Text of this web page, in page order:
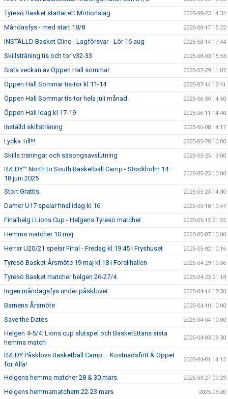
Tyresö Basket startar ett Motionslag 2025-08-23 14:34
Måndasfys - med start 18/8 2025-08-17 15:22
INSTÄLLD Basket Clinc - Lagförsvar - Lör 16 aug 2025-08-14 17:44
Skillsträning tis och tor v32-33 2025-08-03 15:53
Sista veckan av Öppen Hall sommar 2025-07-29 11:07
Öppen Hall Sommar tis-tor kl 11-14 2025-07-14 12:41
Öppen Hall Sommar tis-tor hela juli månad 2025-06-30 14:50
Öppen Hall idag kl 17-19 2025-06-11 14:40
Inställd skillsträning 2025-06-08 14:17
Lycka Till!!! 2025-05-28 10:00
Skills träningar och säsongsavslutning 2025-05-25 13:00
RÆDY™ North to South Basketball Camp - Stockholm 14–
18 juni 2025
2025-05-25 10:00
Stort Grattis 2025-05-23 14:30
Damer U17 spelar final idag kl 16 2025-05-18 10:47
Finalhelg i Lions Cup - Helgens Tyresö matcher 2025-05-15 21:25
Hemma matcher 10 maj 2025-05-07 10:00
Herrar U20/21 spelar Final - Fredag kl 19:45 i Fryshuset 2025-05-02 10:16
Tyresö Basket Årsmöte 19 maj kl 18 i Forellhallen 2025-04-29 10:36
Tyresö Basket matcher helgen 26-27/4 2025-04-23 21:18
Ingen måndagsfys under påsklovet 2025-04-14 17:30
Barnens Årsmöte 2025-04-10 10:00
Save the Dates 2025-04-04 10:00
Helgen 4-5/4: Lions cup slutspel och BasketEttans sista
hemma match
2025-04-03 09:30
RÆDY Påsklovs Basketball Camp – Kostnadsfritt & Öppet
för Alla!
2025-04-01 14:12
Helgens hemma matcher 28 & 30 mars 2025-03-27 09:29
Helgens hemmamatchern 22-23 mars 2025-03-20